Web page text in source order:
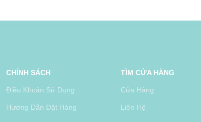
CHÍNH SÁCH
Điều Khoản Sử Dụng
Hướng Dẫn Đặt Hàng
TÌM CỬA HÀNG
Cửa Hàng
Liên Hệ